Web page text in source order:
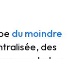
du moindre
des